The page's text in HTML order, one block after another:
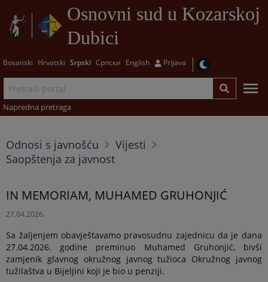
Osnovni sud u Kozarskoj
Dubici
Bosanski Hrvatski Srpski Српски English Prijava
Napredna pretraga
Odnosi s javnošću
Vijesti
Saopštenja za javnost
IN MEMORIAM, MUHAMED GRUHONJIĆ
27.04.2026.
Sa žaljenjem obavještavamo pravosudnu zajednicu da je dana
27.04.2026. godine preminuo Muhamed Gruhonjić, bivši
zamjenik glavnog okružnog javnog tužioca Okružnog javnog
tužilaštva u Bijeljini koji je bio u penziji.